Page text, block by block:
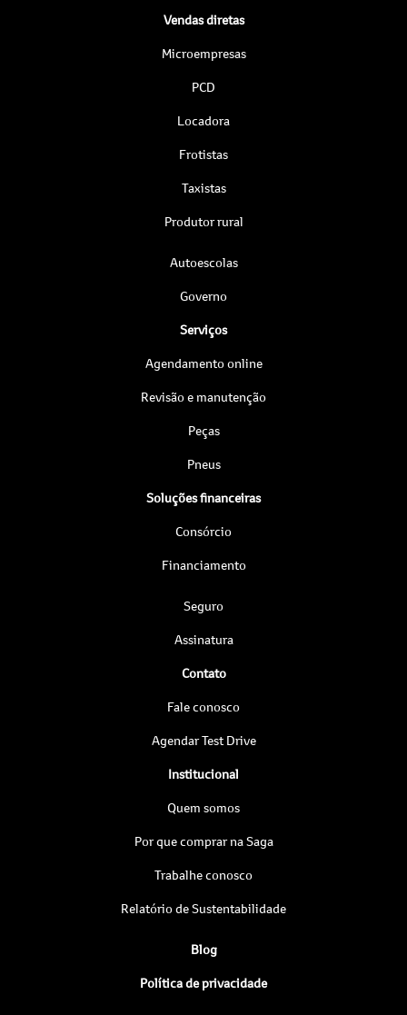
Vendas diretas
Microempresas
PCD
Locadora
Frotistas
Taxistas
Produtor rural
Autoescolas
Governo
Serviços
Agendamento online
Revisão e manutenção
Peças
Pneus
Soluções financeiras
Consórcio
Financiamento
Seguro
Assinatura
Contato
Fale conosco
Agendar Test Drive
Institucional
Quem somos
Por que comprar na Saga
Trabalhe conosco
Relatório de Sustentabilidade
Blog
Política de privacidade